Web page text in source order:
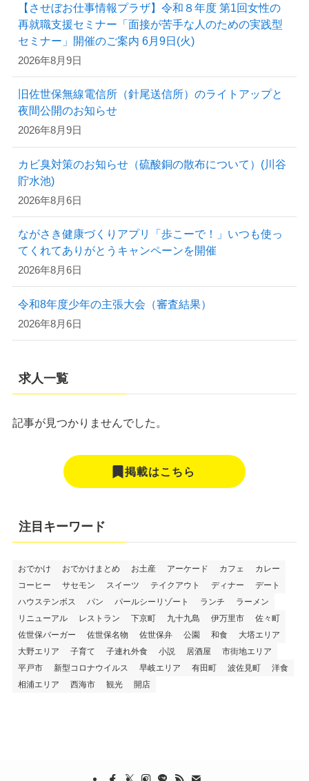
【させぼお仕事情報プラザ】令和８年度 第1回女性の
再就職支援セミナー「面接が苦手な人のための実践型
セミナー」開催のご案内 6月9日(火)
2026年8月9日
旧佐世保無線電信所（針尾送信所）のライトアップと
夜間公開のお知らせ
2026年8月9日
カビ臭対策のお知らせ（硫酸銅の散布について）(川谷
貯水池)
2026年8月6日
ながさき健康づくりアプリ「歩こーで！」いつも使っ
てくれてありがとうキャンペーンを開催
2026年8月6日
令和8年度少年の主張大会（審査結果）
2026年8月6日
求人一覧
記事が見つかりませんでした。
掲載はこちら
注目キーワード
おでかけ おでかけまとめ お土産 アーケード カフェ
カレー
コーヒー
サセモン スイーツ テイクアウト ディナー
デート
ハウステンボス
パン パールシーリゾート ランチ
ラーメン
リニューアル
レストラン 下京町 九十九島 伊万里市
佐々町
佐世保バーガー
佐世保名物 佐世保弁 公園 和食
大塔エリア
大野エリア
子育て 子連れ外食 小説 居酒屋
市街地エリア
平戸市
新型コロナウイルス 早岐エリア 有田町 波佐見町
洋食
相浦エリア
西海市 観光 開店